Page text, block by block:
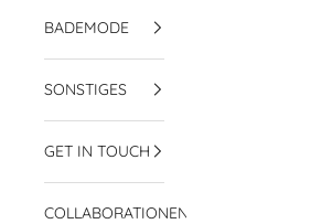
BADEMODE
SONSTIGES
GET IN TOUCH
COLLABORATIONEN